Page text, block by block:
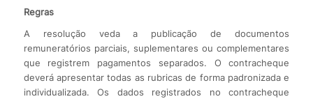
Regras
A resolução veda a publicação de documentos
remuneratórios parciais, suplementares ou complementares
que registrem pagamentos separados. O contracheque
deverá apresentar todas as rubricas de forma padronizada e
individualizada. Os dados registrados no contracheque